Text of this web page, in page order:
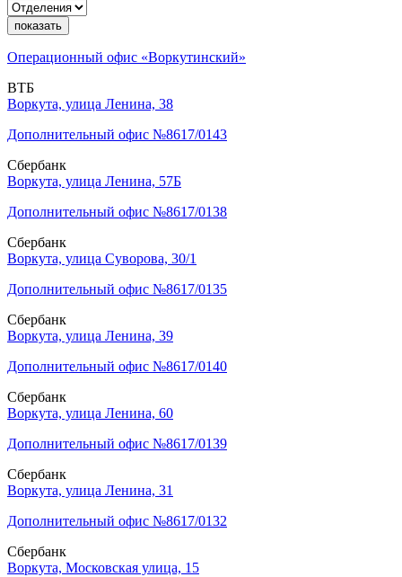
показать
Операционный офис «Воркутинский»
ВТБ
Воркута, улица Ленина, 38
Дополнительный офис №8617/0143
Сбербанк
Воркута, улица Ленина, 57Б
Дополнительный офис №8617/0138
Сбербанк
Воркута, улица Суворова, 30/1
Дополнительный офис №8617/0135
Сбербанк
Воркута, улица Ленина, 39
Дополнительный офис №8617/0140
Сбербанк
Воркута, улица Ленина, 60
Дополнительный офис №8617/0139
Сбербанк
Воркута, улица Ленина, 31
Дополнительный офис №8617/0132
Сбербанк
Воркута, Московская улица, 15